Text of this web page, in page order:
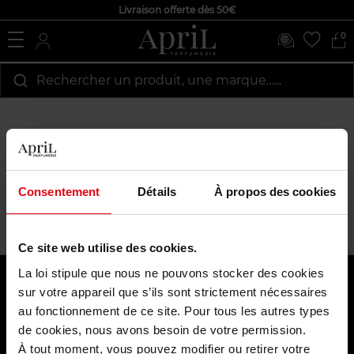
Consentement Détails À propos des cookies
Ce site web utilise des cookies.
La loi stipule que nous ne pouvons stocker des cookies
sur votre appareil que s’ils sont strictement nécessaires
au fonctionnement de ce site. Pour tous les autres types
de cookies, nous avons besoin de votre permission.
À tout moment, vous pouvez modifier ou retirer votre
Livraison offerte dès 50€
0
Rechercher un produit, une marque…...
vous répondre rapidement
contact@april-beauty.lu
À propos de nous
Nos services